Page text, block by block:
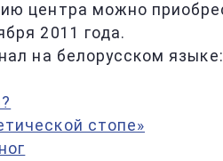
центра можно
2011 года.
на белорусском
стопе»